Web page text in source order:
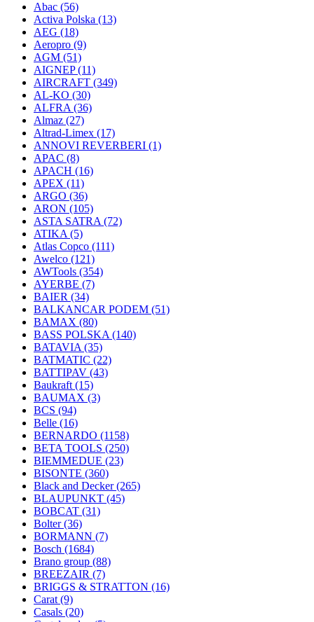
Abac (56)
Activa Polska (13)
AEG (18)
Aeropro (9)
AGM (51)
AIGNEP(11)
AIRCRAFT (349)
AL-KO (30)
ALFRA (36)
Almaz (27)
Altrad-Limex (17)
ANNOVI REVERBERI (1)
APAC (8)
APACH (16)
APEX (11)
ARGO (36)
ARON (105)
ASTA SATRA (72)
ATIKA (5)
Atlas Copco (111)
Awelco (121)
AWTools (354)
AYERBE (7)
BAIER (34)
BALKANCAR PODEM (51)
BAMAX (80)
BASS POLSKA (140)
BATAVIA (35)
BATMATIC (22)
BATTIPAV (43)
Baukraft (15)
BAUMAX (3)
BCS (94)
Belle (16)
BERNARDO (1158)
BETA TOOLS (250)
BIEMMEDUE (23)
BISONTE (360)
Black and Decker(265)
BLAUPUNKT (45)
BOBCAT (31)
Bolter(36)
BORMANN (7)
Bosch (1684)
Brano group (88)
BREEZAIR (7)
BRIGGS & STRATTON (16)
Carat (9)
Casals (20)